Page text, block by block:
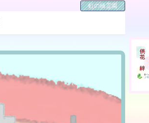
虹の橋霊園